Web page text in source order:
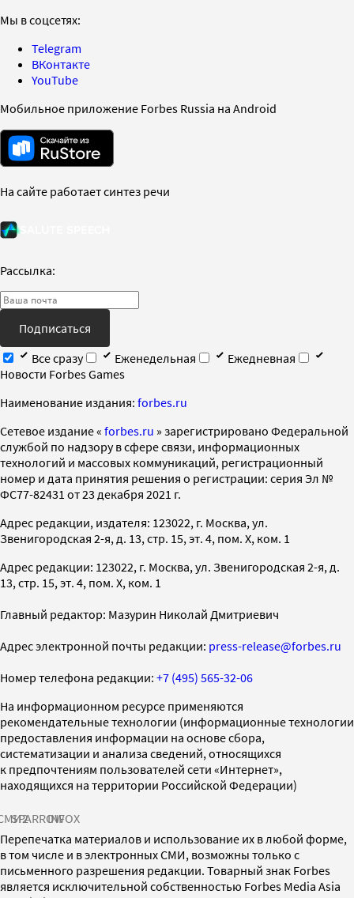
Мы в соцсетях:
Telegram
ВКонтакте
YouTube
Мобильное приложение Forbes Russia на Android
На сайте работает синтез речи
Рассылка:
Подписаться
Все сразу
Еженедельная
Ежедневная
Новости Forbes Games
Наименование издания: forbes.ru
Cетевое издание « forbes.ru » зарегистрировано Федеральной
службой по надзору в сфере связи, информационных
технологий и массовых коммуникаций, регистрационный
номер и дата принятия решения о регистрации: серия Эл №
ФС77-82431 от 23 декабря 2021 г.
Адрес редакции, издателя: 123022, г. Москва, ул.
Звенигородская 2-я, д. 13, стр. 15, эт. 4, пом. X, ком. 1
Адрес редакции: 123022, г. Москва, ул. Звенигородская 2-я, д.
13, стр. 15, эт. 4, пом. X, ком. 1
Главный редактор: Мазурин Николай Дмитриевич
Адрес электронной почты редакции: press-release@forbes.ru
Номер телефона редакции: +7 (495) 565-32-06
На информационном ресурсе применяются
рекомендательные технологии (информационные технологии
предоставления информации на основе сбора,
систематизации и анализа сведений, относящихся
к предпочтениям пользователей сети «Интернет»,
находящихся на территории Российской Федерации)
SPARROWINFOX
Перепечатка материалов и использование их в любой форме,
в том числе и в электронных СМИ, возможны только с
письменного разрешения редакции. Товарный знак Forbes
является исключительной собственностью Forbes Media Asia